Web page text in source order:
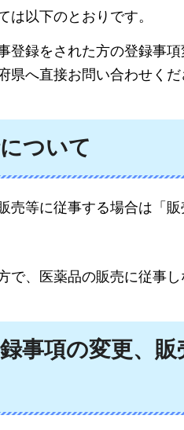
は以下のとおりです。
登録をされた方の登録事
へ直接お問い合わせくだ
ついて
売等に従事する場合は「販
で、医薬品の販売に従事
事項の変更、